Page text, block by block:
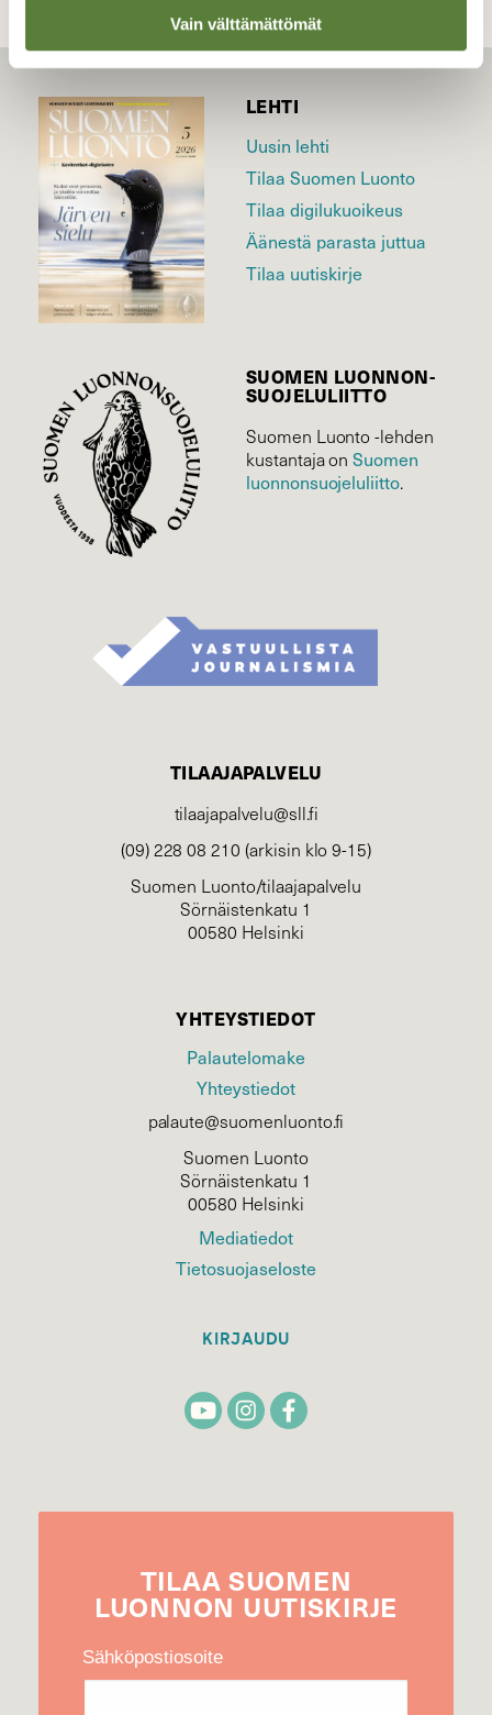
Vain välttämättömät
LEHTI
Uusin lehti
Tilaa Suomen Luonto
Tilaa digilukuoikeus
Äänestä parasta juttua
Tilaa uutiskirje
SUOMEN LUONNON­
SUOJELU­LIITTO
Suomen Luonto -lehden
kustantaja onSuomen
luonnonsuojelu­liitto.
TILAAJAPALVELU
tilaajapalvelu@sll.fi
(09) 228 08 210 (arkisin klo 9-15)
Suomen Luonto/tilaajapalvelu
Sörnäistenkatu 1
00580 Helsinki
YHTEYSTIEDOT
Palautelomake
Yhteystiedot
palaute@suomenluonto.fi
Suomen Luonto
Sörnäistenkatu 1
00580 Helsinki
Mediatiedot
Tietosuojaseloste
KIRJAUDU
TILAA SUOMEN
LUONNON UUTIS­KIRJE
Sähköpostiosoite